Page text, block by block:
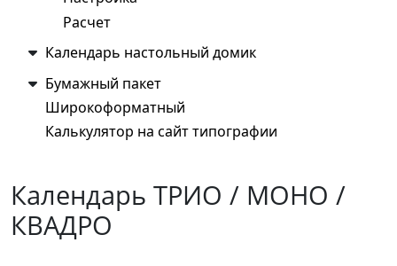
Расчет
Календарь настольный домик
Бумажный пакет
Широкоформатный
Калькулятор на сайт типографии
Календарь ТРИО / МОНО /
КВАДРО